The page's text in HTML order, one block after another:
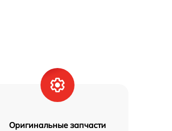
Оригинальные запчасти